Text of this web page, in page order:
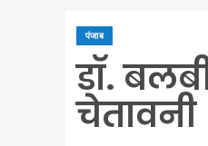
पंजाब
डॉ.
चेतावनी